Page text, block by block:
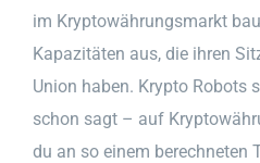
im Kryptowährungsmarkt
Kapazitäten aus, die ihren
Union haben. Krypto Robots
schon sagt – auf
du an so einem berechneten